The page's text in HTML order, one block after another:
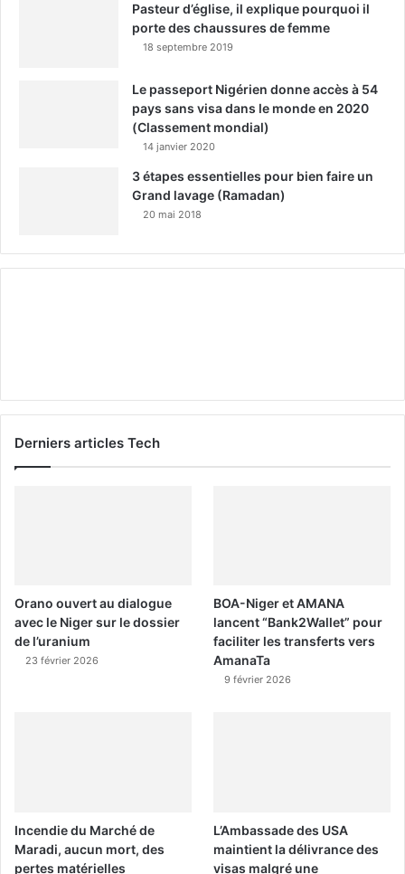
Pasteur d’église, il explique pourquoi il
porte des chaussures de femme
18 septembre 2019
Le passeport Nigérien donne accès à 54
pays sans visa dans le monde en 2020
(Classement mondial)
14 janvier 2020
3 étapes essentielles pour bien faire un
Grand lavage (Ramadan)
20 mai 2018
Derniers articles Tech
Orano ouvert au dialogue
avec le Niger sur le dossier
de l’uranium
23 février 2026
BOA-Niger et AMANA
lancent “Bank2Wallet” pour
faciliter les transferts vers
AmanaTa
9 février 2026
Incendie du Marché de
Maradi, aucun mort, des
pertes matérielles
L’Ambassade des USA
maintient la délivrance des
visas malgré une